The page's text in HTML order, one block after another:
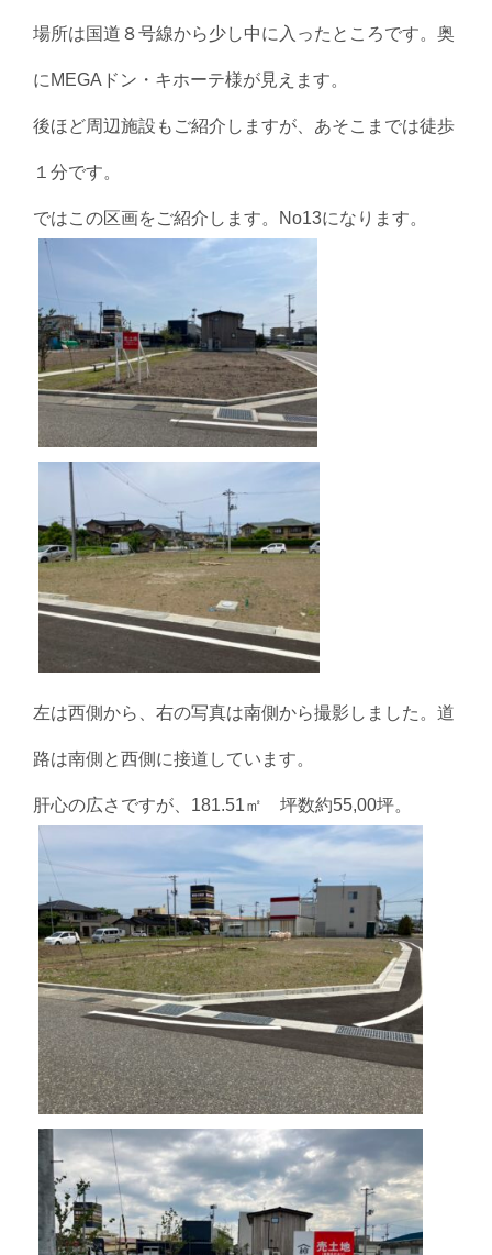
場所は国道８号線から少し中に入ったところです。奥
にMEGAドン・キホーテ様が見えます。
後ほど周辺施設もご紹介しますが、あそこまでは徒歩
１分です。
ではこの区画をご紹介します。No13になります。
左は西側から、右の写真は南側から撮影しました。道
路は南側と西側に接道しています。
肝心の広さですが、181.51㎡ 坪数約55,00坪。